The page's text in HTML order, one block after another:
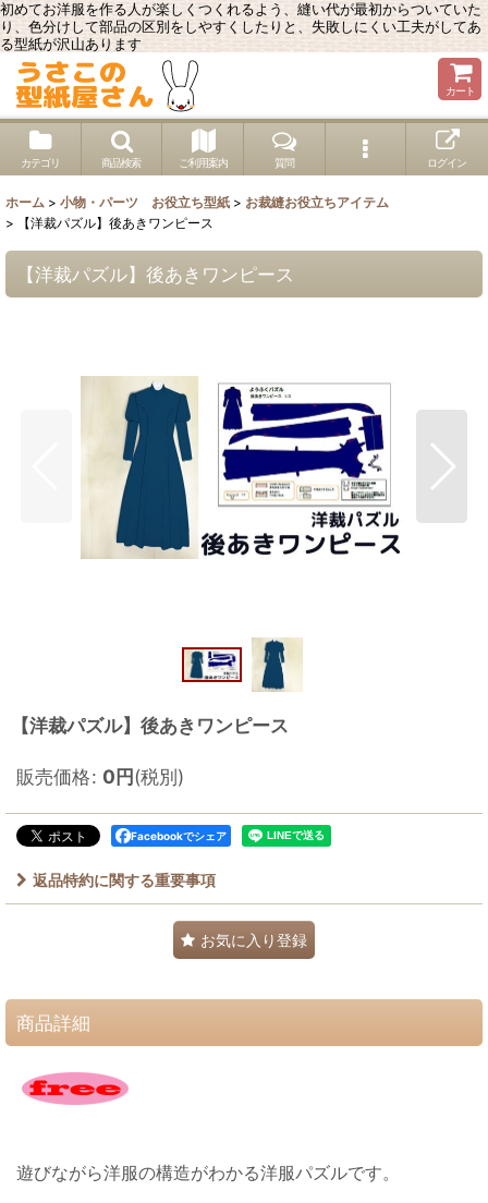
初めてお洋服を作る人が楽しくつくれるよう、縫い代が最初からついていた
り、色分けして部品の区別をしやすくしたりと、失敗しにくい工夫がしてあ
る型紙が沢山あります
カート
カテゴリ 商品検索 ご利用案内 質問 ログイン
ホーム > 小物・パーツ お役立ち型紙 > お裁縫お役立ちアイテム
>
【洋裁パズル】後あきワンピース
【洋裁パズル】後あきワンピース
【洋裁パズル】後あきワンピース
販売価格: 0円(税別)
Facebookでシェア
返品特約に関する重要事項
お気に入り登録
商品詳細
遊びながら洋服の構造がわかる洋服パズルです。